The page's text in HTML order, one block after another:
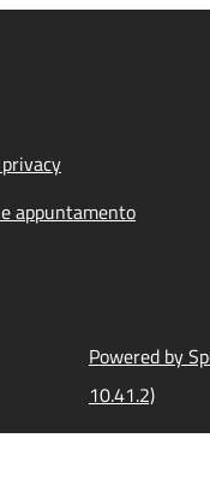
appuntamento
Powered by
10.41.2)